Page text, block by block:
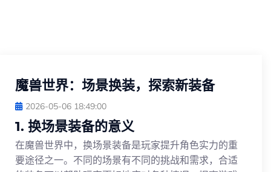
魔兽世界：场景换装，探索新装备
2026-05-06 18:49:00
1. 换场景装备的意义
在魔兽世界中，换场景装备是玩家提升角色实力的重
要途径之一。不同的场景有不同的挑战和需求，合适